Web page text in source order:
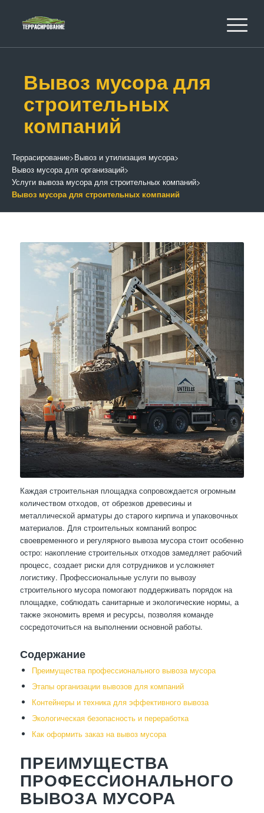
Вывоз мусора для
строительных
компаний
Террасирование>Вывоз и утилизация мусора>
Вывоз мусора для организаций>
Услуги вывоза мусора для строительных компаний>
Вывоз мусора для строительных компаний
Каждая строительная площадка сопровождается огромным
количеством отходов, от обрезков древесины и
металлической арматуры до старого кирпича и упаковочных
материалов. Для строительных компаний вопрос
своевременного и регулярного вывоза мусора стоит особенно
остро: накопление строительных отходов замедляет рабочий
процесс, создает риски для сотрудников и усложняет
логистику. Профессиональные услуги по вывозу
строительного мусора помогают поддерживать порядок на
площадке, соблюдать санитарные и экологические нормы, а
также экономить время и ресурсы, позволяя команде
сосредоточиться на выполнении основной работы.
Содержание
Преимущества профессионального вывоза мусора
Этапы организации вывозов для компаний
Контейнеры и техника для эффективного вывоза
Экологическая безопасность и переработка
Как оформить заказ на вывоз мусора
ПРЕИМУЩЕСТВА
ПРОФЕССИОНАЛЬНОГО
ВЫВОЗА МУСОРА